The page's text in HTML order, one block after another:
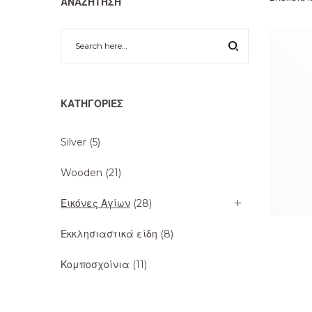
ΚΑΤΗΓΟΡΊΕΣ
Silver (5)
Wooden (21)
Εικόνες Αγίων (28)
Εκκλησιαστικά είδη (8)
Κομποσχοίνια (11)